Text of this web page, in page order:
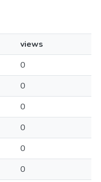
views
0
0
0
0
0
0